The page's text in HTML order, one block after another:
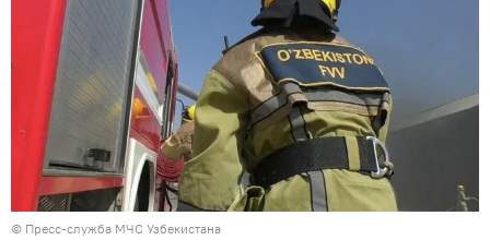
© Пресс-служба МЧС Узбекистана